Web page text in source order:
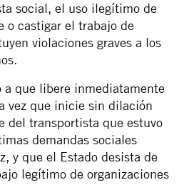
social, el uso ilegítimo de
o castigar el trabajo de
violaciones graves a los
a que libere inmediatamente
vez que inicie sin dilación
del transportista que estuvo
demandas sociales
y que el Estado desista de
legítimo de organizaciones